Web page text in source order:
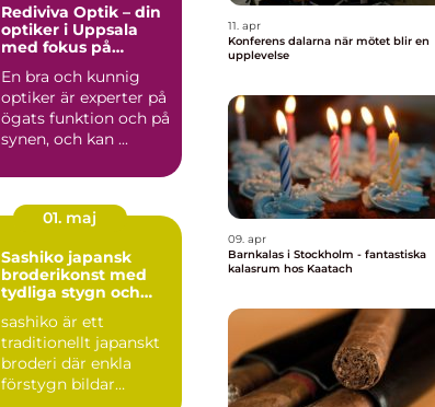
Rediviva Optik – din
optiker i Uppsala
med fokus på
omtanke
En bra och kunnig
optiker är experter på
ögats funktion och på
synen, och kan ...
01. maj
Sashiko japansk
broderikonst med
tydliga stygn och
sashiko är ett
traditionellt japanskt
broderi där enkla
förstygn bildar
11. apr
Konferens dalarna när mötet blir en
upplevelse
09. apr
Barnkalas i Stockholm - fantastiska
kalasrum hos Kaatach